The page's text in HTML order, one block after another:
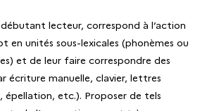
débutant lecteur, correspond à l’action
en unités sous-lexicales (phonèmes ou
et de leur faire correspondre des
écriture manuelle, clavier, lettres
épellation, etc.). Proposer de tels